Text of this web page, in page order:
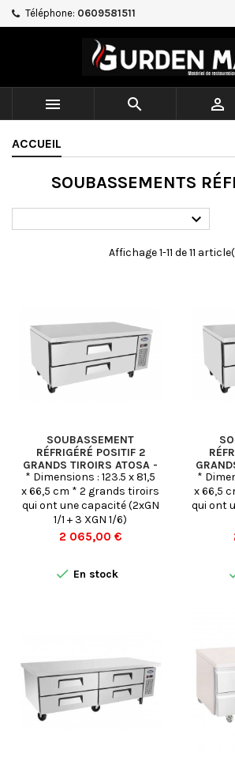
Téléphone: 0609581511
  
ACCUEIL
SOUBASSEMENTS

Affichage 1-11 de 11
SOUBASSEMENT
RÉFRIGÉRÉ POSITIF 2
GRANDS TIROIRS ATOSA -
123 X 81,5 CM
* Dimensions : 123.5 x 81,5
x 66,5 cm * 2 grands tiroirs
qui ont une capacité (2xGN
1/1 + 3 XGN 1/6)
Prix
2 065,00 €
 En stock
*
x 66,5
qui ont